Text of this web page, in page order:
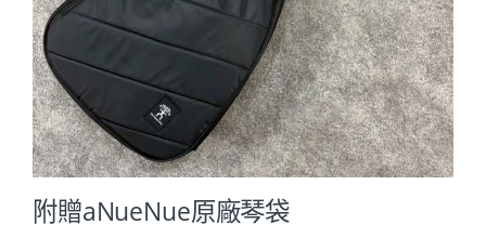
附贈aNueNue原廠琴袋